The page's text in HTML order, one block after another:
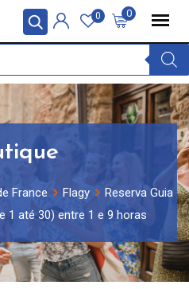
0
0
France Flagy
Reserva Guia
1 até 30) entre 1 e 9 horas